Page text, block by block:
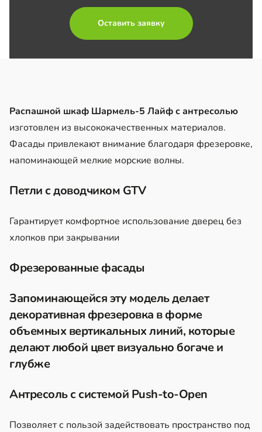
Оставить заявку
Распашной шкаф Шармель-5 Лайф с антресолью
изготовлен из высококачественных материалов.
Фасады привлекают внимание благодаря фрезеровке,
напоминающей мелкие морские волны.
Петли с доводчиком GTV
Гарантирует комфортное использование дверец без
хлопков при закрывании
Фрезерованные фасады
Запоминающейся эту модель делает
декоративная фрезеровка в форме
объемных вертикальных линий, которые
делают любой цвет визуально богаче и
глубже
Антресоль с системой Push-to-Open
Позволяет с пользой задействовать пространство под